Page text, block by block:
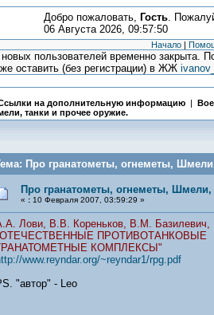
Добро пожаловать, Гость.
06 Августа 2026, 09:57:50
Начало |
новых пользователей временно закрыта.
оставить (без регистрации) в ЖЖ
на дополнительную информацию |
танки и прочее оружие.
Про гранатометы, огнеметы,
Про гранатометы, огнеметы, Шмели,
« : 10 Февраля 2007, 03:59:29 »
Лови, В.В. Кореньков, В.М. Базилевич,
ПРОТИВОТАНКОВЫЕ
КОМПЛЕКСЫ"
www.reyndar.org/~reyndar1/rpg.pdf
"автор" - Leo